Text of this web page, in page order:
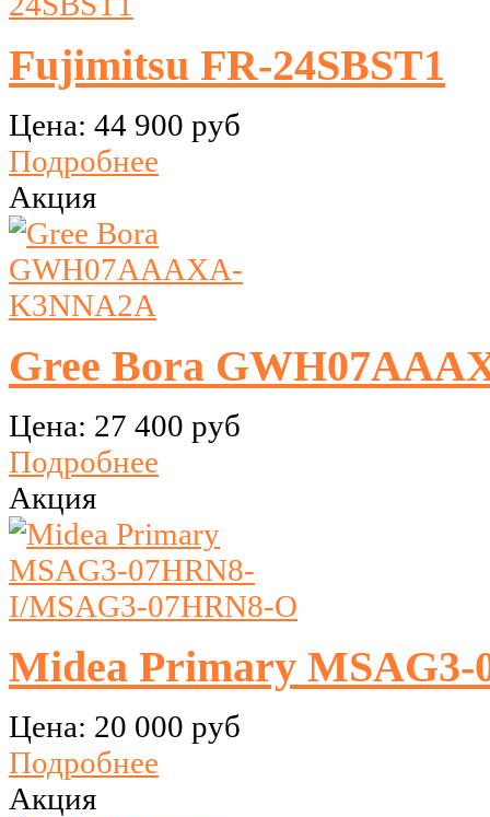
Fujimitsu FR-24SBST1
Цена: 44 900 руб
Подробнее
Акция
Gree Bora
Цена: 27 400 руб
Подробнее
Акция
Midea Primary
Цена: 20 000 руб
Подробнее
Акция